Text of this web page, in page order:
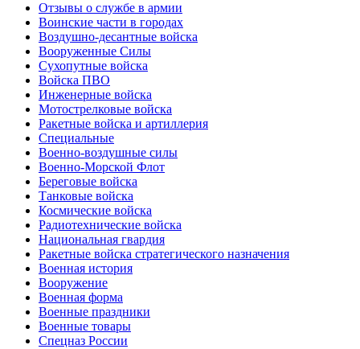
Отзывы о службе в армии
Воинские части в городах
Воздушно-десантные войска
Вооруженные Cилы
Cухопутные войска
Войска ПВО
Инженерные войска
Мотострелковые войска
Ракетные войска и артиллерия
Специальные
Военно-воздушные силы
Военно-Морской Флот
Береговые войска
Танковые войска
Космические войска
Радиотехнические войска
Национальная гвардия
Ракетные войска стратегического назначения
Военная история
Вооружение
Военная форма
Военные праздники
Военные товары
Спецназ России